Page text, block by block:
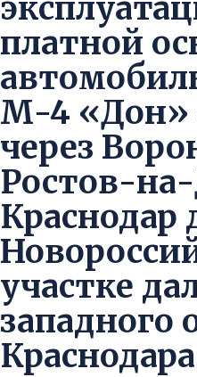
платной
М-4 «Дон»
через
Ростов-
Краснодар
участке
западного
Краснодара